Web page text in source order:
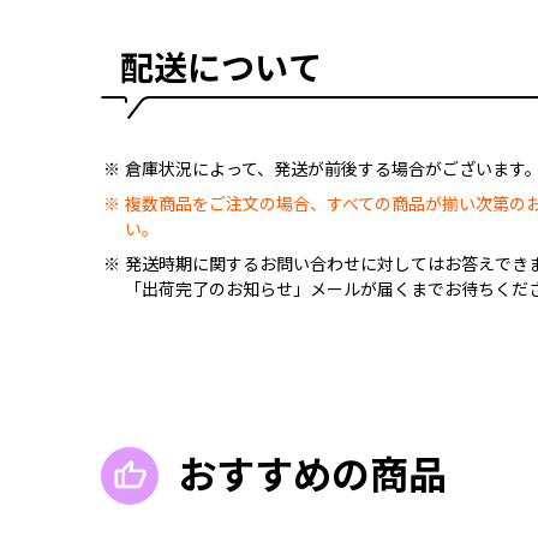
配送について
倉庫状況によって、発送が前後する場合がございます
複数商品をご注文の場合、すべての商品が揃い次第の
い。
発送時期に関するお問い合わせに対してはお答えでき
「出荷完了のお知らせ」メールが届くまでお待ちくだ
おすすめの商品